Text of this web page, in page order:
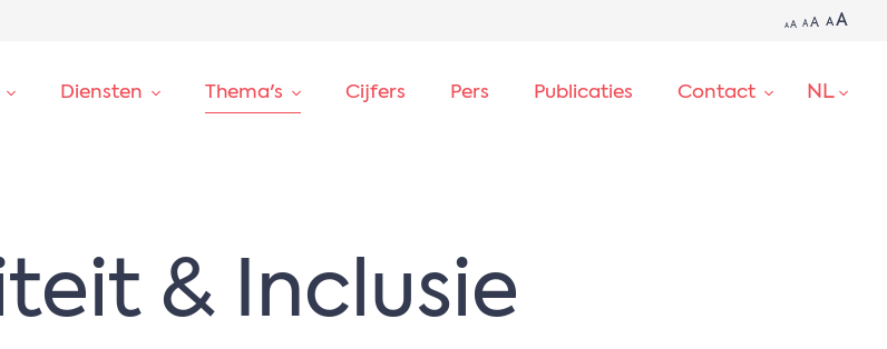
AA A A AA
Diensten Thema's Cijfers Pers Publicaties Contact NL
ZOEKEN
& Inclusie